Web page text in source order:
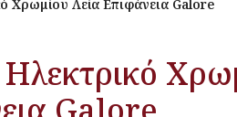
Χρωμίου Λεία Επιφάνεια Galore